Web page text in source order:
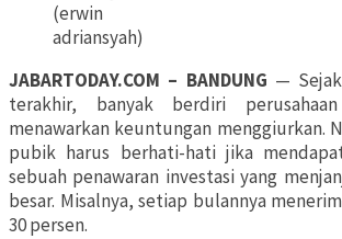
(erwin
adriansyah)
JABARTODAY.COM – BANDUNG —
terakhir, banyak berdiri
menawarkan keuntungan menggiurkan.
pubik harus berhati-hati jika
sebuah penawaran investasi yang
besar. Misalnya, setiap bulannya
30 persen.